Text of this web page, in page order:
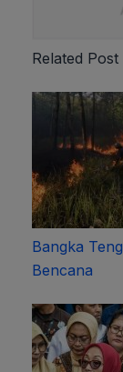
Related Post
Bangka
Bencana